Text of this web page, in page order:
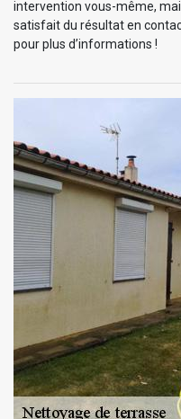
intervention vous-même,
satisfait du résultat en
pour plus d’informations !